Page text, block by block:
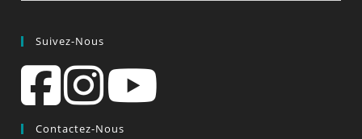
Suivez-Nous
Contactez-Nous